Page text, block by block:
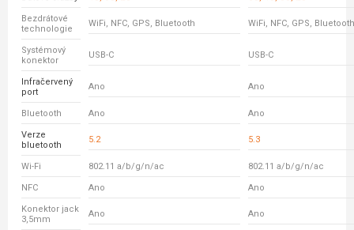
Bezdrátové
technologie
WiFi, NFC, GPS, Bluetooth WiFi, NFC, GPS, Bluetooth
Systémový
konektor
USB-C USB-C
Infračervený
port
Ano Ano
Bluetooth Ano Ano
Verze
bluetooth
5.2 5.3
Wi-Fi 802.11 a/b/g/n/ac 802.11 a/b/g/n/ac
NFC Ano Ano
Konektor jack
3,5mm
Ano Ano